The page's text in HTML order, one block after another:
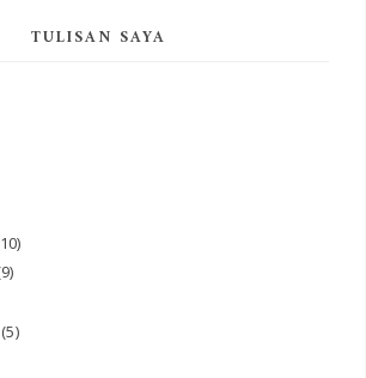
TULISAN SAYA
(5)